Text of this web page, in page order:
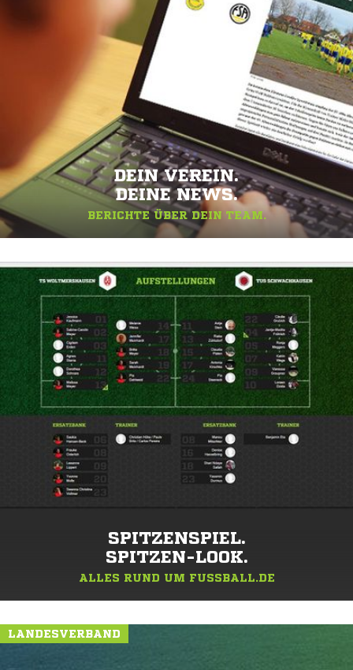
DEIN VEREIN.
DEINE NEWS.
BERICHTE ÜBER DEIN TEAM.
SPITZENSPIEL.
SPITZEN-LOOK.
ALLES RUND UM FUSSBALL.DE
LANDESVERBAND